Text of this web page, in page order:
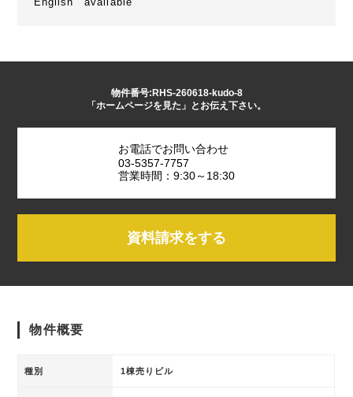
物件番号:RHS-260618-kudo-8
「ホームページを見た」とお伝え下さい。
お電話でお問い合わせ
03-5357-7757
営業時間：9:30～18:30
資料請求をする
物件概要
種別 1棟売りビル